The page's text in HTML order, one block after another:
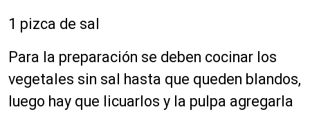
1 pizca de sal
Para la preparación se deben cocinar los
vegetales sin sal hasta que queden blandos,
luego hay que licuarlos y la pulpa agregarla